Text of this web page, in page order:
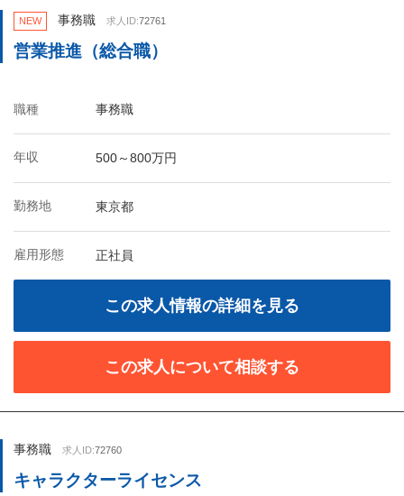
NEW 事務職 求人ID:72761
営業推進（総合職）
職種 事務職
年収 500～800万円
勤務地 東京都
雇用形態 正社員
この求人情報の詳細を見る
この求人について相談する
事務職 求人ID:72760
キャラクターライセンス